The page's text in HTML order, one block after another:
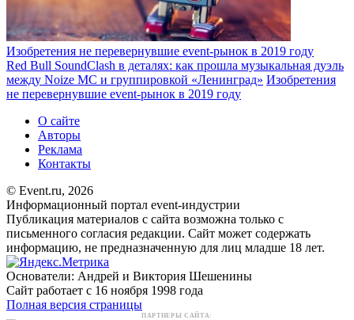
Изобретения не перевернувшие event-рынок в 2019 году
Red Bull SoundClash в деталях: как прошла музыкальная дуэль
между Noize MC и группировкой «Ленинград» Изобретения
не перевернувшие event-рынок в 2019 году
О сайте
Авторы
Реклама
Контакты
© Event.ru, 2026
Информационный портал event-индустрии
Публикация материалов с сайта возможна только с
письменного согласия редакции. Сайт может содержать
информацию, не предназначенную для лиц младше 18 лет.
Основатели: Андрей и Виктория Шешенины
Сайт работает с 16 ноября 1998 года
Полная версия страницы
ПАРТНЕРЫ САЙТА: